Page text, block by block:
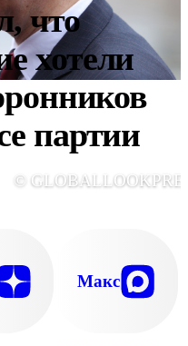
что
хотели
партии
©
Макс